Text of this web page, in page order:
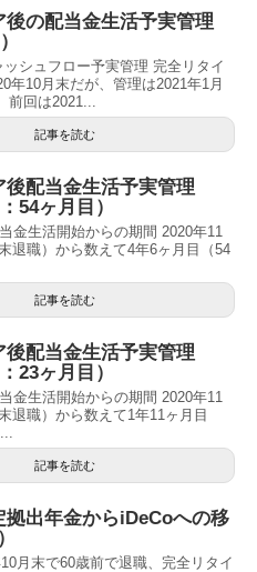
後の配当金生活予実管理
シュフロー予実管理 完全リタイ
年10月末だが、管理は2021年1月
前回は2021...
記事を読む
後配当金生活予実管理
54ヶ月目）
金生活開始からの期間 2020年11
退職）から数えて4年6ヶ月目（54
記事を読む
後配当金生活予実管理
23ヶ月目）
金生活開始からの期間 2020年11
退職）から数えて1年11ヶ月目
記事を読む
拠出年金からiDeCoへの移
月末で60歳前で退職、完全リタイ